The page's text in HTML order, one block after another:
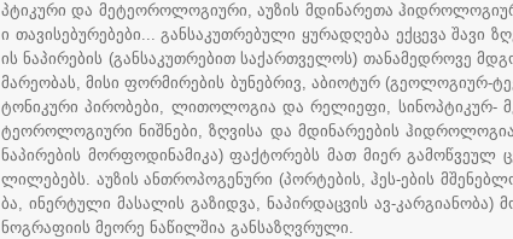
პტიკური და მეტეოროლოგიური, აუზის მდინარეთა
ი თავისებურებები... განსაკუთრებული ყურადღება ექცევა შავი
ის ნაპირების (განსაკუთრებით საქართველოს) თანამედროვე
მარეობას, მისი ფორმირების ბუნებრივ, აბიოტურ (გეოლოგიურ-
ტონიკური პირობები, ლითოლოგია და რელიეფი, სინოპტიკურ-
ტეოროლოგიური ნიშნები, ზღვისა და მდინარეების
ნაპირების მორფოდინამიკა) ფაქტორებს მათ მიერ გამოწვეულ
ლილებებს. აუზის ანთროპოგენური (პორტების, ჰეს-ების
ბა, ინერტული მასალის გაზიდვა, ნაპირდაცვის ავ-კარგიანობა)
ნოგრაფიის მეორე ნაწილშია განსაზღვრული.